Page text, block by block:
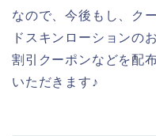
なので、今後もし、ク
ドスキンローションの
割引クーポンなどを配
いただきます♪